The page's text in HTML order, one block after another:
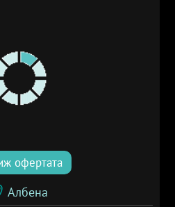
офертата
Албена